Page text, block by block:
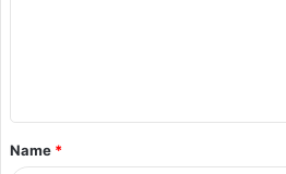
Name *